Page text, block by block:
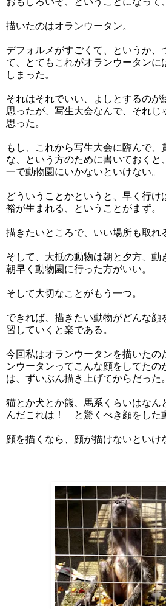
描いたのはオランウータン。
デフォルメがすごくて、というか、
て、とてもこれがオランウータンに
しまった。
それはそれでいい、よしとするの
思ったが、写生大会なんで、それじ
思った。
もし、これから写生大会に臨んで、
な、という方のために書いておくと
一で動物園にいかないといけない。
どういうことかというと、早く行け
裕が生まれる、ということがまず。
描きたいところで、いい場所も取れ
そして、大抵の動物は朝と夕方、動
朝早く動物園に行った方がいい。
そして大切なことがもう一つ。
できれば、描きたい動物がどんな顔
習していくと楽である。
今回私はオランウータンを描いたの
ンウータンってこんな顔をしてたの
は、ずいぶん描き上げてからだった。
猫とか犬とか熊、馬系くらいはなん
んだこれは！ と驚くべき顔をした
顔を描くなら、顔が描けないといけ